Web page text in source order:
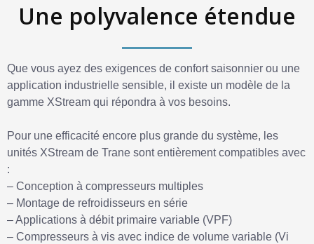
Une polyvalence étendue
Que vous ayez des exigences de confort saisonnier ou une
application industrielle sensible, il existe un modèle de la
gamme XStream qui répondra à vos besoins.
Pour une efficacité encore plus grande du système, les
unités XStream de Trane sont entièrement compatibles avec
:
– Conception à compresseurs multiples
– Montage de refroidisseurs en série
– Applications à débit primaire variable (VPF)
– Compresseurs à vis avec indice de volume variable (Vi